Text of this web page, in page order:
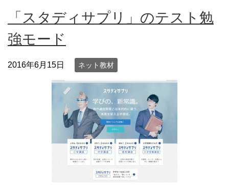
「スタディサプリ」のテスト勉
強モード
2016年6月15日 ネット教材